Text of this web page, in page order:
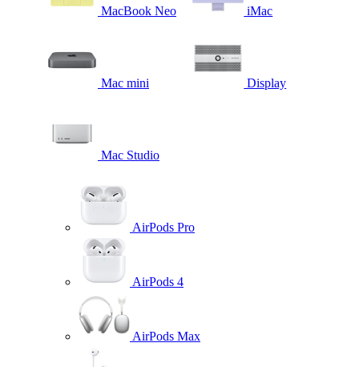
MacBook Neo iMac
Mac mini Display
Mac Studio
AirPods Pro
AirPods 4
AirPods Max